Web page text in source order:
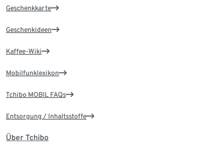
Geschenkkarte
Geschenkideen
Kaffee-Wiki
Mobilfunklexikon
Tchibo MOBIL FAQs
Entsorgung / Inhaltsstoffe
Über Tchibo